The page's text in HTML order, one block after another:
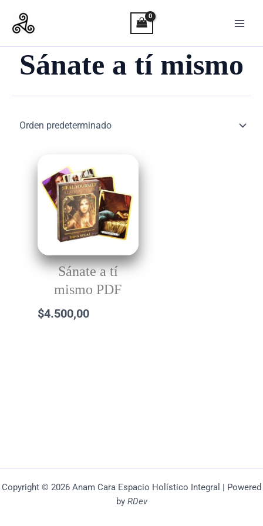
contenido
Sánate a tí mismo
Sánate a tí
mismo PDF
$4.500,00
Copyright © 2026 Anam Cara Espacio Holístico Integral | Powered
by RDev